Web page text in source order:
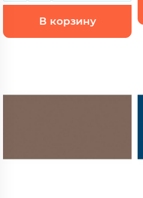
В корзину